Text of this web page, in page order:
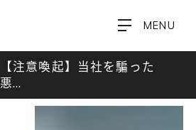
MENU
【注意喚起】当社を騙った
悪…